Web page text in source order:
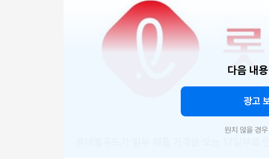
다음 내
광고
원치 않을 경